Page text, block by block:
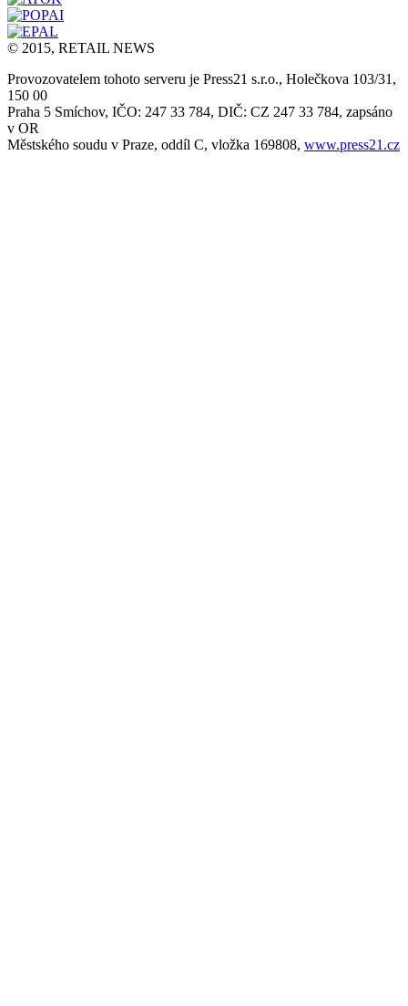
© 2015, RETAIL NEWS
Provozovatelem tohoto serveru je Press21 s.r.o., Holečkova 103/31,
150 00
Praha 5 Smíchov, IČO: 247 33 784, DIČ: CZ 247 33 784, zapsáno
v OR
Městského soudu v Praze, oddíl C, vložka 169808, www.press21.cz